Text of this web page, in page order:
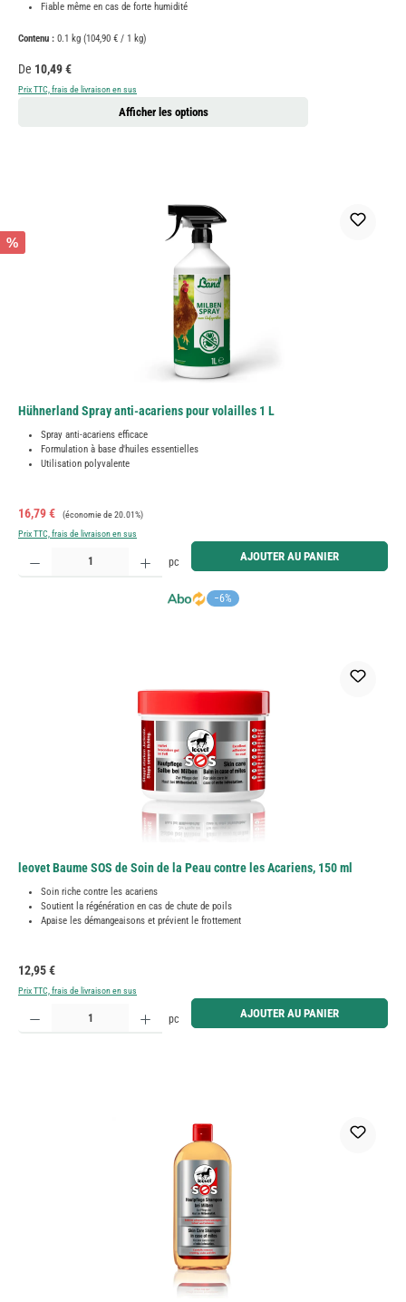
Fiable même en cas de forte humidité
Contenu : 0.1 kg (104,90 € / 1 kg)
Prix régulier :
De 10,49 €
Prix TTC, frais de livraison en sus
Afficher les options
%
Hühnerland Spray anti-acariens pour volailles 1 L
Spray anti-acariens efficace
Formulation à base d'huiles essentielles
Utilisation polyvalente
Prix de vente :
16,79 € Prix régulier :
(économie de 20.01%)
Prix TTC, frais de livraison en sus
−6%
Quantité de produit : Entrez la quantité souhaitée ou utilisez les boutons pour augmenter ou
pc AJOUTER AU PANIER
leovet Baume SOS de Soin de la Peau contre les Acariens, 150 ml
Soin riche contre les acariens
Soutient la régénération en cas de chute de poils
Apaise les démangeaisons et prévient le frottement
Prix régulier :
12,95 €
Prix TTC, frais de livraison en sus
Quantité de produit : Entrez la quantité souhaitée ou utilisez les boutons pour augmenter ou
pc AJOUTER AU PANIER